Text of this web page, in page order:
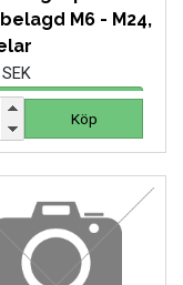
M6 - M24,
Köp